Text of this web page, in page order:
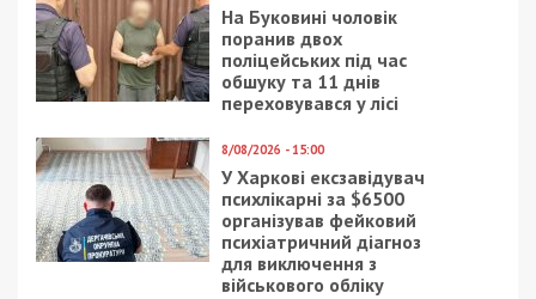
На Буковині чоловік
поранив двох
поліцейських під час
обшуку та 11 днів
переховувався у лісі
8/08/2026 - 15:00
У Харкові ексзавідувач
психлікарні за $6500
організував фейковий
психіатричний діагноз
для виключення з
військового обліку